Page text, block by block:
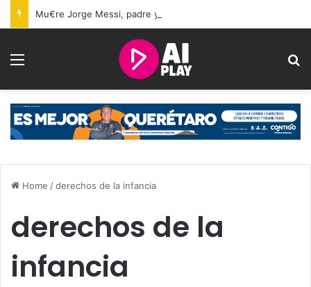
Home /derechos de la infancia
derechos de la
infancia